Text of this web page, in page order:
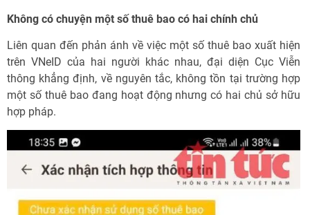
Không có chuyện một số thuê bao có hai chính chủ
Liên quan đến phản ánh về việc một số thuê bao xuất hiện
trên VNeID của hai người khác nhau, đại diện Cục Viễn
thông khẳng định, về nguyên tắc, không tồn tại trường hợp
một số thuê bao đang hoạt động nhưng có hai chủ sở hữu
hợp pháp.